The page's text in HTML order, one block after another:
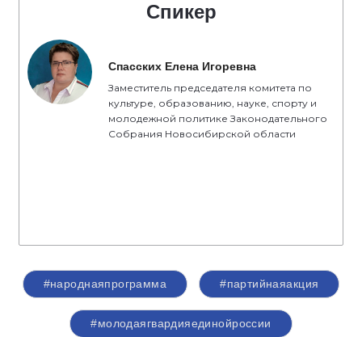
Спикер
Спасских Елена Игоревна
Заместитель председателя комитета по
культуре, образованию, науке, спорту и
молодежной политике Законодательного
Собрания Новосибирской области
#народнаяпрограмма #партийнаяакция
#молодаягвардияединойроссии